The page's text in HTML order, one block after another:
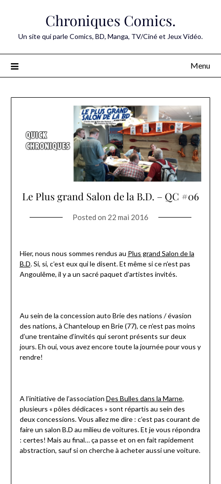
Chroniques Comics.
Un site qui parle Comics, BD, Manga, TV/Ciné et Jeux Vidéo.
Menu
Le Plus grand Salon de la B.D. – QC #06
Posted on 22 mai 2016
Hier, nous nous sommes rendus au Plus grand Salon de la
B.D. Si, si, c’est eux qui le disent. Et même si ce n’est pas
Angoulême, il y a un sacré paquet d’artistes invités.
Au sein de la concession auto Brie des nations / évasion
des nations, à Chanteloup en Brie (77), ce n’est pas moins
d’une trentaine d’invités qui seront présents sur deux
jours. Eh oui, vous avez encore toute la journée pour vous y
rendre!
A l’initiative de l’association Des Bulles dans la Marne,
plusieurs « pôles dédicaces » sont répartis au sein des
deux concessions. Vous allez me dire : c’est pas courant de
faire un salon B.D au milieu de voitures. Et je vous répondra
: certes! Mais au final… ça passe et on en fait rapidement
abstraction, sauf si on cherche à acheter aussi une voiture.